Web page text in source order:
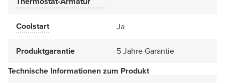
Coolstart Ja
Produktgarantie
5 Jahre Garantie
Technische Informationen zum Produkt